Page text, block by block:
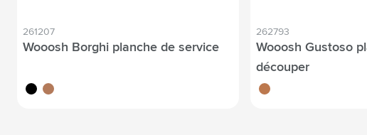
261207
Wooosh Borghi planche de service
noir brun bois
262793
Wooosh Gustoso
découper
brun bois